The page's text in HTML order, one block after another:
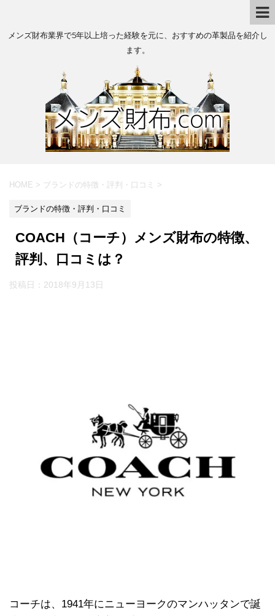
メンズ財布業界で5年以上培った経験を元に、おすすめの革製品を紹介し
ます。
HOME > ブランドの特徴・評判・口コミ >
ブランドの特徴・評判・口コミ
COACH（コーチ）メンズ財布の特徴、
評判、口コミは？
投稿日： 2018年9月13日
コーチは、1941年にニューヨークのマンハッタンで誕